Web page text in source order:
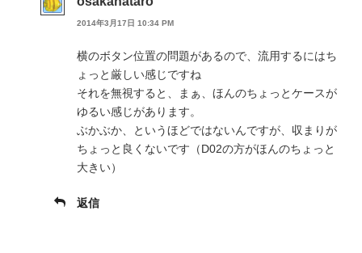
2014年3月17日 10:34 PM
横のボタン位置の問題があるので、流用するにはち
ょっと厳しい感じですね
それを無視すると、まぁ、ほんのちょっとケースが
ゆるい感じがあります。
ぶかぶか、というほどではないんですが、収まりが
ちょっと良くないです（D02の方がほんのちょっと
大きい）
返信